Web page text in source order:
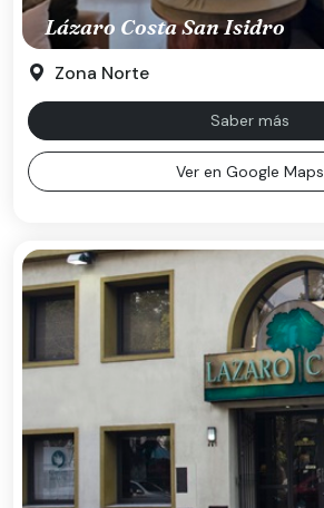
Lázaro Costa San Isidro
Zona Norte
Saber más
Ver en Google Maps